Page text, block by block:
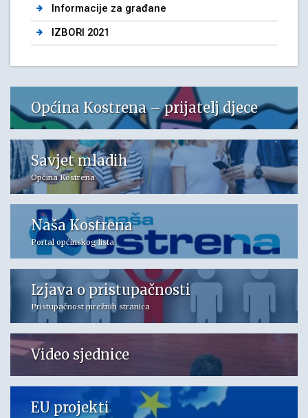
Informacije za građane
IZBORI 2021
Općina Kostrena – prijatelj djece
Savjet mladih
Općina Kostrena
Naša Kostrena
Portal općinskog lista
Izjava o pristupačnosti
Pristupačnost mrežnih stranica
Video sjednice
EU projekti